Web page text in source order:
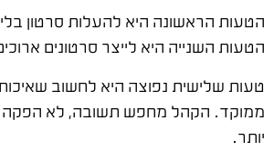
הטעות השנייה היא לייצר סרטונים
טעות שלישית נפוצה היא לחשוב
ממוקד. הקהל מחפש תשובה, לא הפקה
יותר.